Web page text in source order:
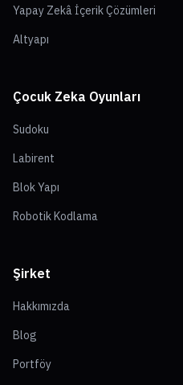
Yapay Zekâ İçerik Çözümleri
Altyapı
Çocuk Zeka Oyunları
Sudoku
Labirent
Blok Yapı
Robotik Kodlama
Şirket
Hakkımızda
Blog
Portföy